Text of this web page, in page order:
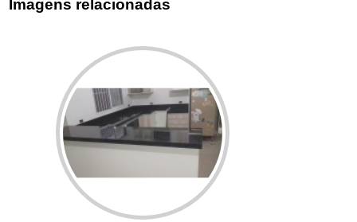
Imagens relacionadas